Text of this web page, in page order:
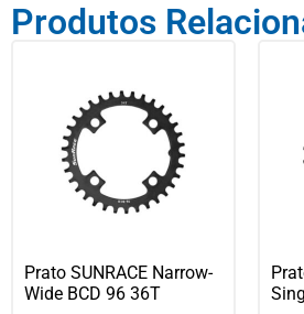
Produtos
Prato SUNRACE Narrow-
Wide BCD 96 36T